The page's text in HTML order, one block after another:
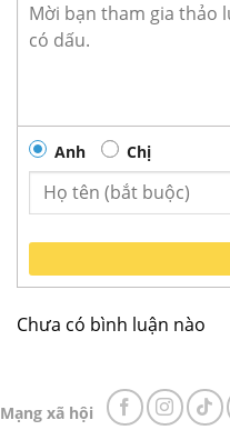
Bàn mát pizza
Salad ở dải nhiệt độ
Anh Chị
Chưa có bình luận nào
Mạng xã hội